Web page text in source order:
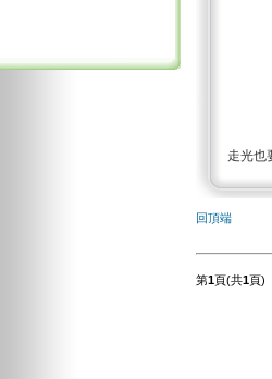
走光也
回頂端
第1頁(共1頁)